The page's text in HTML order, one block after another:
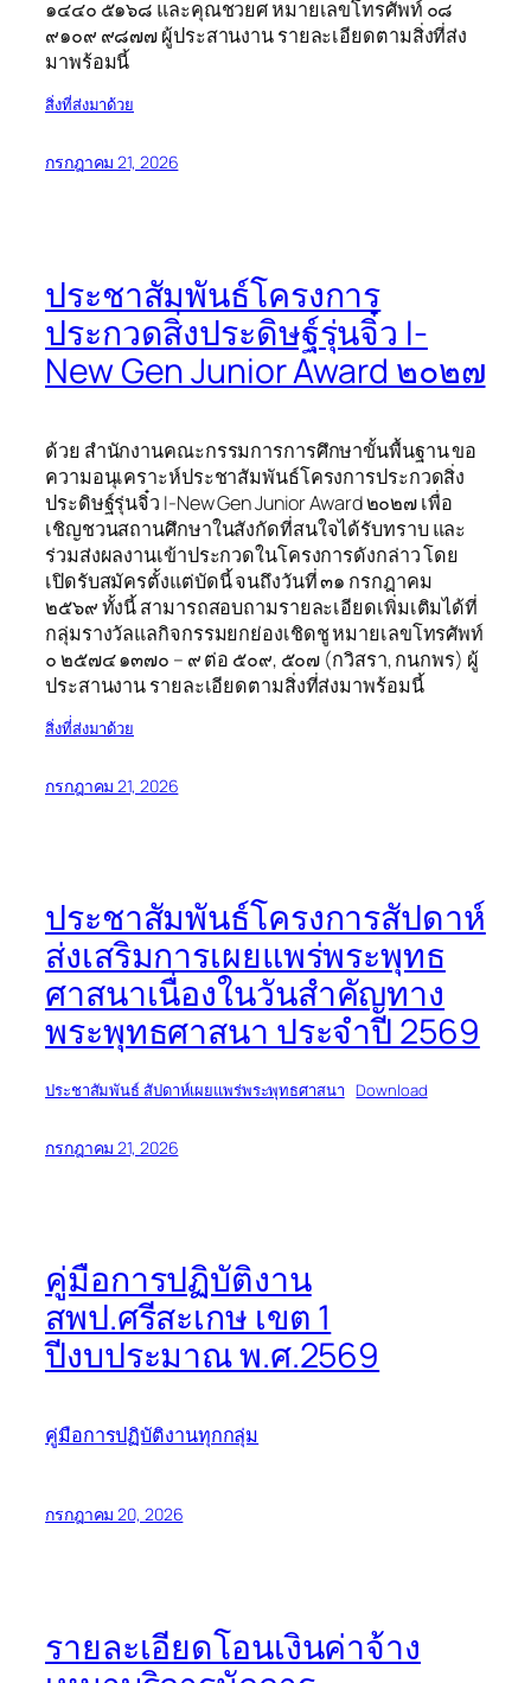
๑๔๔๐ ๕๑๖๘ และคุณชวยศ หมายเลขโทรศัพท์ ๐๘
๙๑๐๙ ๙๘๗๗ ผู้ประสานงาน รายละเอียดตามสิ่งที่ส่ง
มาพร้อมนี้
สิ่งที่ส่งมาด้วย
กรกฎาคม 21, 2026
ประชาสัมพันธ์โครงการ
ประกวดสิ่งประดิษฐ์รุ่นจิ๋ว I-
New Gen Junior Award ๒๐๒๗
ด้วย สำนักงานคณะกรรมการการศึกษาขั้นพื้นฐาน ขอ
ความอนุเคราะห์ประชาสัมพันธ์โครงการประกวดสิ่ง
ประดิษฐ์รุ่นจิ๋ว I-New Gen Junior Award ๒๐๒๗ เพื่อ
เชิญชวนสถานศึกษาในสังกัดที่สนใจได้รับทราบ และ
ร่วมส่งผลงานเข้าประกวดในโครงการดังกล่าว โดย
เปิดรับสมัครตั้งแต่บัดนี้ จนถึงวันที่ ๓๑ กรกฎาคม
๒๕๖๙ ทั้งนี้ สามารถสอบถามรายละเอียดเพิ่มเติมได้ที่
กลุ่มรางวัลแลกิจกรรมยกย่องเชิดชู หมายเลขโทรศัพท์
๐ ๒๕๗๔ ๑๓๗๐ – ๙ ต่อ ๕๐๙, ๕๐๗ (กวิสรา, กนกพร) ผู้
ประสานงาน รายละเอียดตามสิ่งที่ส่งมาพร้อมนี้
สิ่งที่่ส่งมาด้วย
กรกฎาคม 21, 2026
ประชาสัมพันธ์โครงการสัปดาห์
ส่งเสริมการเผยแพร่พระพุทธ
ศาสนาเนื่องในวันสำคัญทาง
พระพุทธศาสนา ประจำปี 2569
ประชาสัมพันธ์ สัปดาห์เผยแพร่พระพุทธศาสนา Download
กรกฎาคม 21, 2026
คู่มือการปฏิบัติงาน
สพป.ศรีสะเกษ เขต 1
ปีงบประมาณ พ.ศ.2569
คู่มือการปฏิบัติงานทุกกลุ่ม
กรกฎาคม 20, 2026
รายละเอียดโอนเงินค่าจ้าง